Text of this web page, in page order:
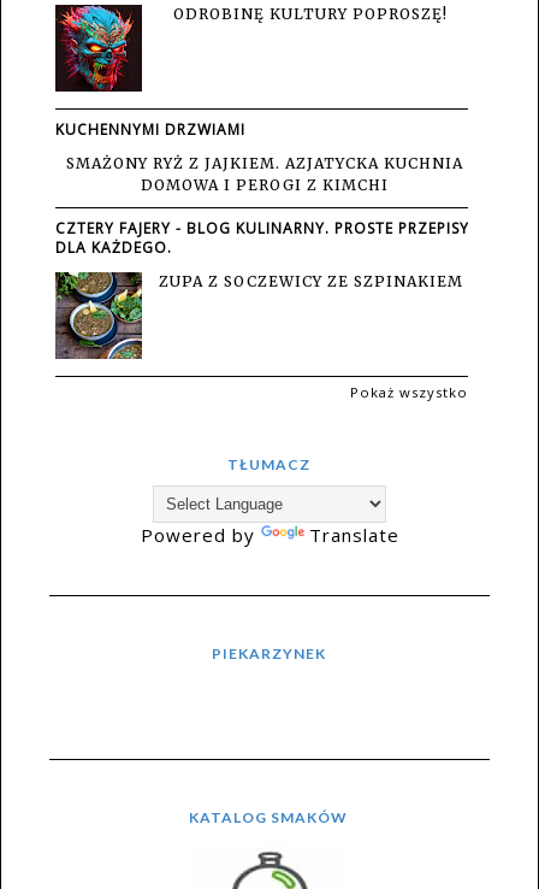
ODROBINĘ KULTURY POPROSZĘ!
KUCHENNYMI DRZWIAMI
SMAŻONY RYŻ Z JAJKIEM. AZJATYCKA KUCHNIA
DOMOWA I PEROGI Z KIMCHI
CZTERY FAJERY - BLOG KULINARNY. PROSTE PRZEPISY
DLA KAŻDEGO.
ZUPA Z SOCZEWICY ZE SZPINAKIEM
Pokaż wszystko
TŁUMACZ
Powered by Translate
PIEKARZYNEK
KATALOG SMAKÓW